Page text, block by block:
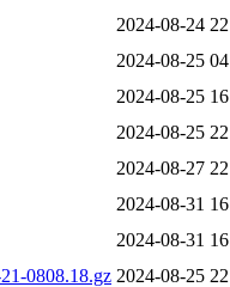
2024-08-24
2024-08-25
2024-08-25
2024-08-25
2024-08-27
2024-08-31
2024-08-31
0808.18.gz 2024-08-25